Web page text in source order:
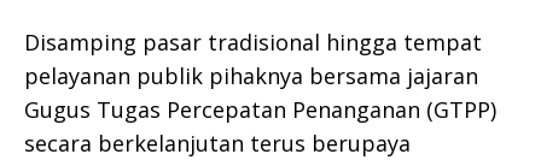
Disamping pasar tradisional hingga tempat
pelayanan publik pihaknya bersama jajaran
Gugus Tugas Percepatan Penanganan (GTPP)
secara berkelanjutan terus berupaya